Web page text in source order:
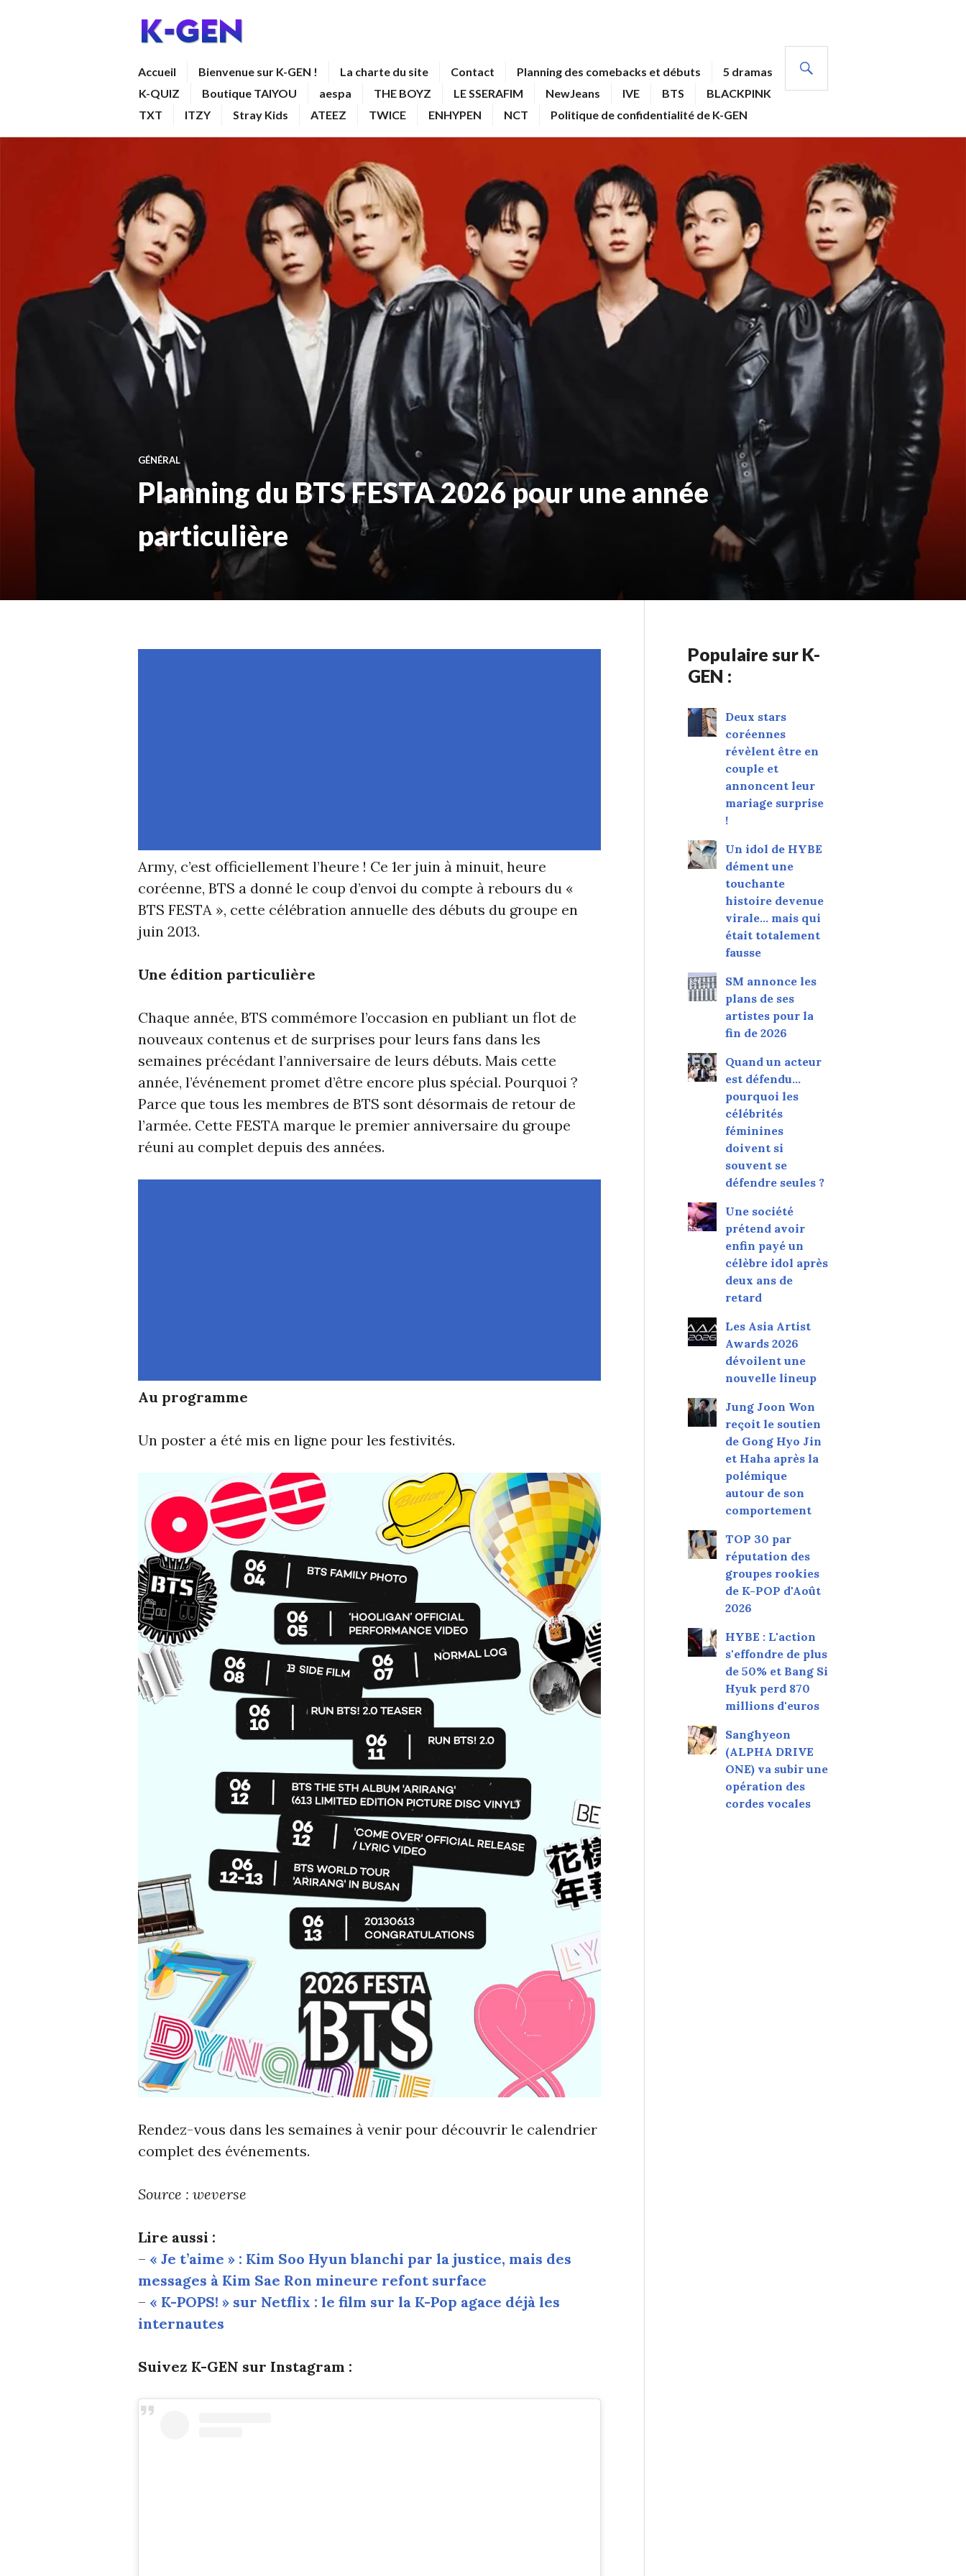
Accueil Bienvenue sur K-GEN ! La charte du site Contact Planning des comebacks et débuts
5 dramas
K-QUIZ
Boutique TAIYOU aespa THE BOYZ LE SSERAFIM NewJeans IVE BTS
BLACKPINK
TXT
ITZY Stray Kids ATEEZ TWICE ENHYPEN NCT Politique de confidentialité de K-GEN
GÉNÉRAL
Planning du BTS FESTA 2026 pour une année
particulière
Army, c’est officiellement l’heure ! Ce 1er juin à minuit, heure
coréenne, BTS a donné le coup d’envoi du compte à rebours du «
BTS FESTA », cette célébration annuelle des débuts du groupe en
juin 2013.
Une édition particulière
Chaque année, BTS commémore l’occasion en publiant un flot de
nouveaux contenus et de surprises pour leurs fans dans les
semaines précédant l’anniversaire de leurs débuts. Mais cette
année, l’événement promet d’être encore plus spécial. Pourquoi ?
Parce que tous les membres de BTS sont désormais de retour de
l’armée. Cette FESTA marque le premier anniversaire du groupe
réuni au complet depuis des années.
Au programme
Un poster a été mis en ligne pour les festivités.
Rendez-vous dans les semaines à venir pour découvrir le calendrier
complet des événements.
Source : weverse
Lire aussi :
– « Je t’aime » : Kim Soo Hyun blanchi par la justice, mais des
messages à Kim Sae Ron mineure refont surface
– « K-POPS! » sur Netflix : le film sur la K-Pop agace déjà les
internautes
Suivez K-GEN sur Instagram :
Populaire sur K-
GEN :
Deux stars
coréennes
révèlent être en
couple et
annoncent leur
mariage surprise
!
Un idol de HYBE
dément une
touchante
histoire devenue
virale... mais qui
était totalement
fausse
SM annonce les
plans de ses
artistes pour la
fin de 2026
Quand un acteur
est défendu…
pourquoi les
célébrités
féminines
doivent si
souvent se
défendre seules ?
Une société
prétend avoir
enfin payé un
célèbre idol après
deux ans de
retard
Les Asia Artist
Awards 2026
dévoilent une
nouvelle lineup
Jung Joon Won
reçoit le soutien
de Gong Hyo Jin
et Haha après la
polémique
autour de son
comportement
TOP 30 par
réputation des
groupes rookies
de K-POP d'Août
2026
HYBE : L'action
s'effondre de plus
de 50% et Bang Si
Hyuk perd 870
millions d'euros
Sanghyeon
(ALPHA DRIVE
ONE) va subir une
opération des
cordes vocales